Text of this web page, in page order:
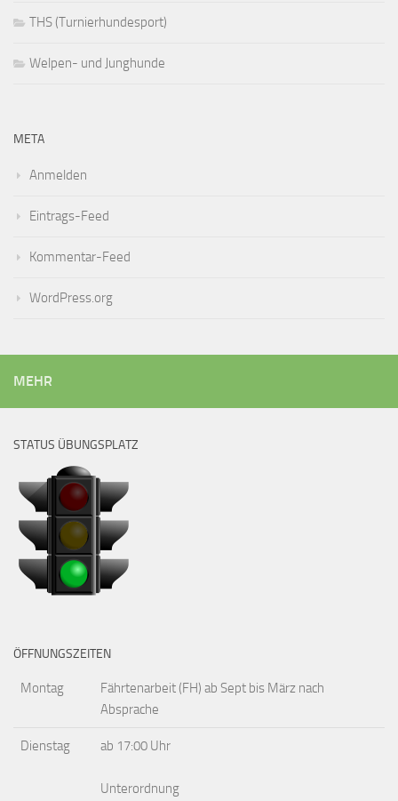
THS (Turnierhundesport)
Welpen- und Junghunde
META
Anmelden
Eintrags-Feed
Kommentar-Feed
WordPress.org
MEHR
STATUS ÜBUNGSPLATZ
ÖFFNUNGSZEITEN
Montag
Fährtenarbeit (FH) ab Sept bis März nach
Absprache
Dienstag ab 17:00 Uhr
Unterordnung